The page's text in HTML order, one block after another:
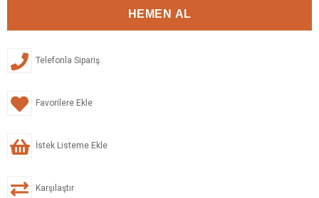
Telefonla Sipariş
Favorilere Ekle
İstek Listeme Ekle
Karşılaştır